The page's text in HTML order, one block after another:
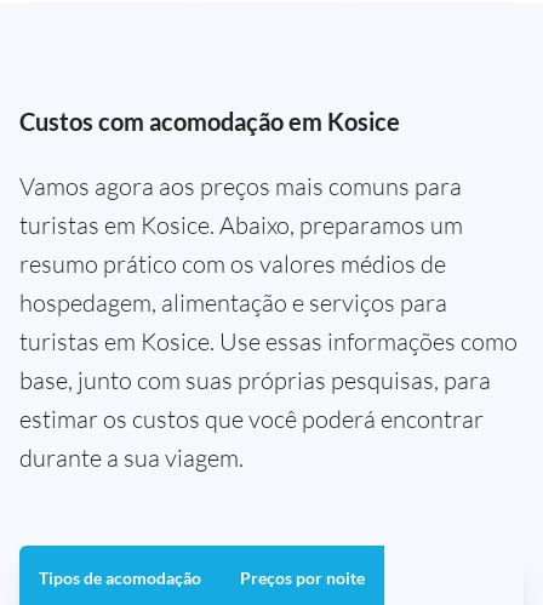
Custos com acomodação em Kosice
Vamos agora aos preços mais comuns para
turistas em Kosice. Abaixo, preparamos um
resumo prático com os valores médios de
hospedagem, alimentação e serviços para
turistas em Kosice. Use essas informações como
base, junto com suas próprias pesquisas, para
estimar os custos que você poderá encontrar
durante a sua viagem.
Tipos de acomodação Preços por noite